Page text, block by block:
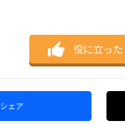
役に立った
シェア